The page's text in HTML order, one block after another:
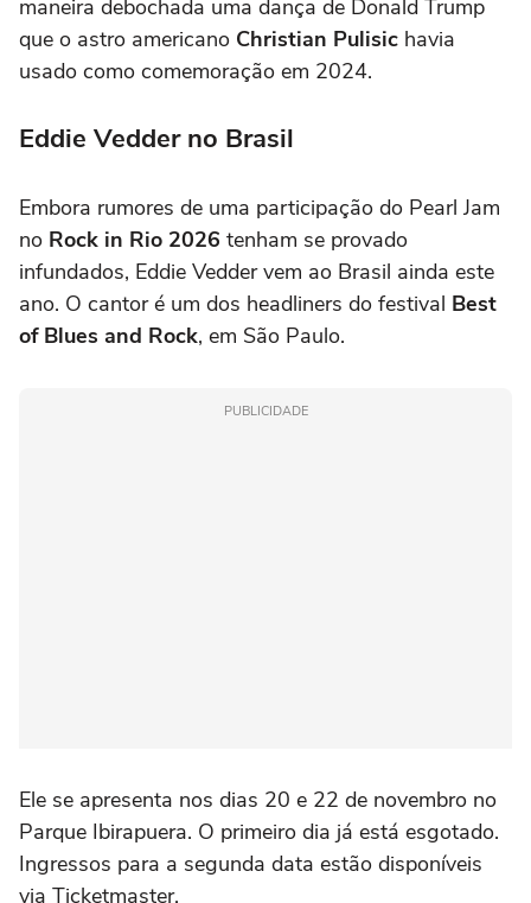
maneira debochada uma dança de Donald Trump
que o astro americano Christian Pulisic havia
usado como comemoração em 2024.
Eddie Vedder no Brasil
Embora rumores de uma participação do Pearl Jam
no Rock in Rio 2026 tenham se provado
infundados, Eddie Vedder vem ao Brasil ainda este
ano. O cantor é um dos headliners do festival Best
of Blues and Rock, em São Paulo.
PUBLICIDADE
Ele se apresenta nos dias 20 e 22 de novembro no
Parque Ibirapuera. O primeiro dia já está esgotado.
Ingressos para a segunda data estão disponíveis
via Ticketmaster.